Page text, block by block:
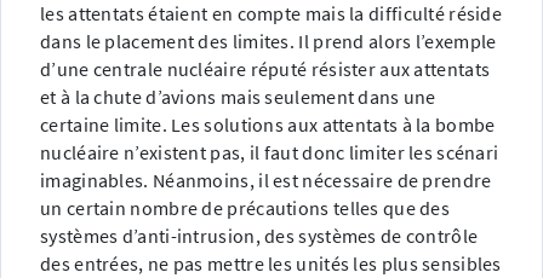
les attentats étaient en compte mais la difficulté réside
dans le placement des limites. Il prend alors l’exemple
d’une centrale nucléaire réputé résister aux attentats
et à la chute d’avions mais seulement dans une
certaine limite. Les solutions aux attentats à la bombe
nucléaire n’existent pas, il faut donc limiter les scénari
imaginables. Néanmoins, il est nécessaire de prendre
un certain nombre de précautions telles que des
systèmes d’anti-intrusion, des systèmes de contrôle
des entrées, ne pas mettre les unités les plus sensibles